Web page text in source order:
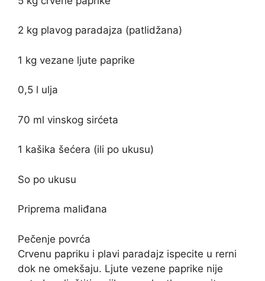
2 kg plavog paradajza (patlidžana)
1 kg vezane ljute paprike
0,5 l ulja
70 ml vinskog sirćeta
1 kašika šećera (ili po ukusu)
So po ukusu
Priprema maliđana
Pečenje povrća
Crvenu papriku i plavi paradajz ispecite u rerni
dok ne omekšaju. Ljute vezene paprike nije